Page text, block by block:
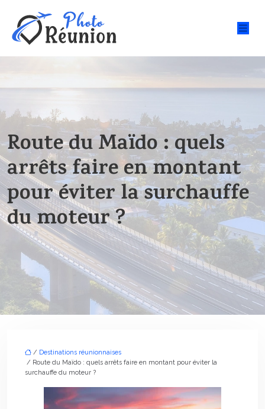
Route du Maïdo : quels
arrêts faire en montant
pour éviter la surchauffe
du moteur ?
/ Destinations réunionnaises
/ Route du Maïdo : quels arrêts faire en montant pour éviter la
surchauffe du moteur ?